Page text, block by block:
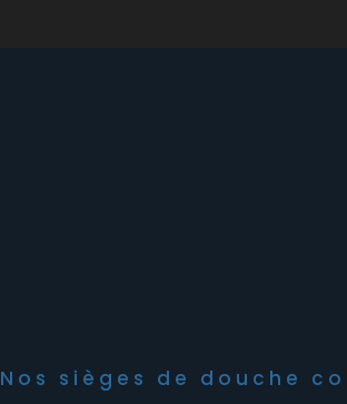
Nos sièges de douche